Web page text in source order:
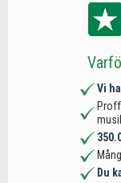
Vi
Du